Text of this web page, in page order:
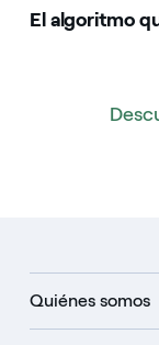
El algoritmo
Quiénes somos